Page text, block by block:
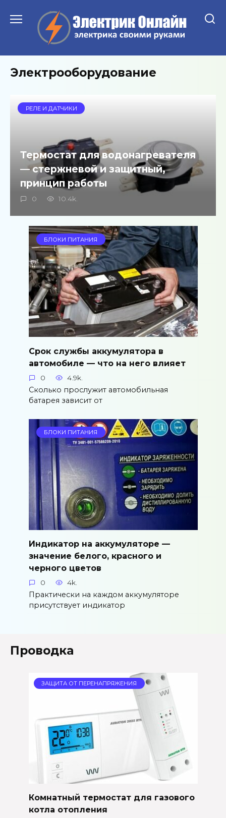
содержанию
Электрооборудование
РЕЛЕ И ДАТЧИКИ
Термостат для водонагревателя
— стержневой и защитный,
принцип работы
0 10.4k.
БЛОКИ ПИТАНИЯ
Срок службы аккумулятора в
автомобиле — что на него влияет
0 4.9k.
Сколько прослужит автомобильная
батарея зависит от
БЛОКИ ПИТАНИЯ
Индикатор на аккумуляторе —
значение белого, красного и
черного цветов
0 4k.
Практически на каждом аккумуляторе
присутствует индикатор
Проводка
ЗАЩИТА ОТ ПЕРЕНАПРЯЖЕНИЯ
Комнатный термостат для газового
котла отопления